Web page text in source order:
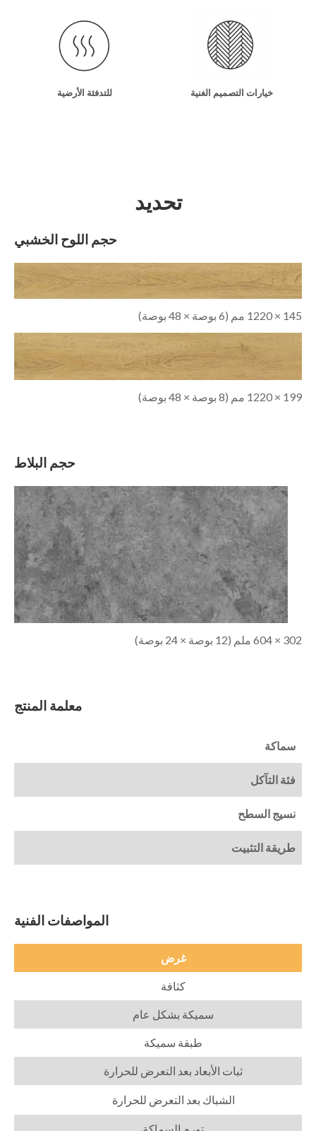
خيارات التصميم الغنية للتدفئة الأرضية
تحديد
حجم اللوح الخشبي
145 × 1220 مم (6 بوصة × 48 بوصة)
199 × 1220 مم (8 بوصة × 48 بوصة)
حجم البلاط
302 × 604 ملم (12 بوصة × 24 بوصة)
معلمة المنتج
سماكة
فئة التآكل
نسيج السطح
طريقة التثبيت
المواصفات الفنية
غرض
كثافة
سميكة بشكل عام
طبقة سميكة
ثبات الأبعاد بعد التعرض للحرارة
الشباك بعد التعرض للحرارة